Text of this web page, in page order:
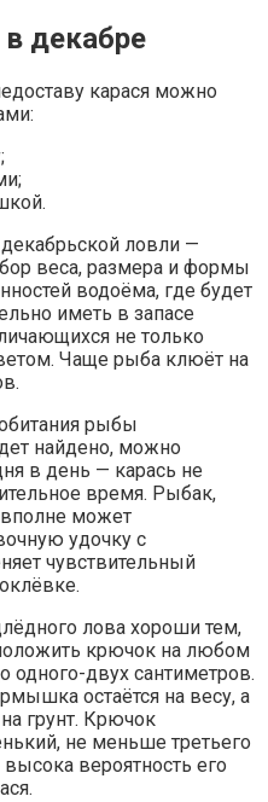
декабре
карася можно
ловли —
веса, размера и формы
водоёма, где будет
иметь в запасе
не только
Чаще рыба клюёт на
рыбы
найдено, можно
в день — карась не
время. Рыбак,
может
удочку с
чувствительный
лова хороши тем,
крючок на любом
одного-двух сантиметров.
остаётся на весу, а
грунт. Крючок
не меньше третьего
вероятность его